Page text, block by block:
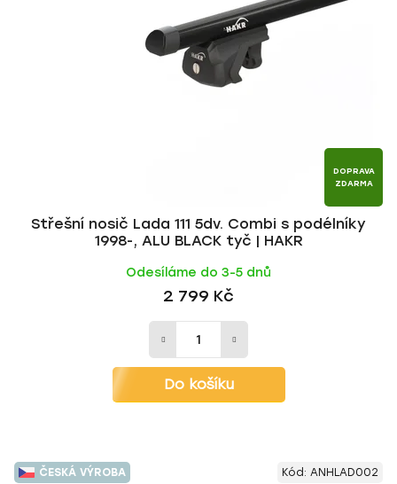
DOPRAVA
ZDARMA
Střešní nosič Lada 111 5dv. Combi s podélníky
1998-, ALU BLACK tyč | HAKR
Odesíláme do 3-5 dnů
2 799 Kč
Do košíku
ČESKÁ VÝROBA Kód: ANHLAD002